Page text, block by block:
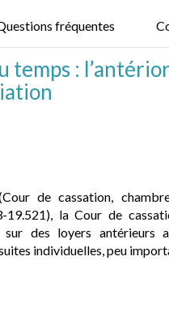
fréquentes
temps :
de cassation,
la Cour de
des loyers antérieurs
individuelles, peu